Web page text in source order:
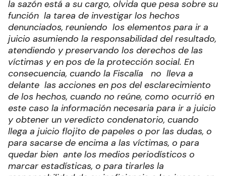
la sazón está a su cargo, olvida que pesa sobre su
función la tarea de investigar los hechos
denunciados, reuniendo los elementos para ir a
juicio asumiendo la responsabilidad del resultado,
atendiendo y preservando los derechos de las
víctimas y en pos de la protección social. En
consecuencia, cuando la Fiscalía no lleva a
delante las acciones en pos del esclarecimiento
de los hechos, cuando no reúne, como ocurrió en
este caso la información necesaria para ir a juicio
y obtener un veredicto condenatorio, cuando
llega a juicio flojito de papeles o por las dudas, o
para sacarse de encima a las víctimas, o para
quedar bien ante los medios periodísticos o
marcar estadísticas, o para tirarles la